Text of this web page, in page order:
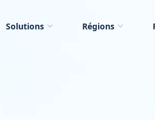
Solutions Régions